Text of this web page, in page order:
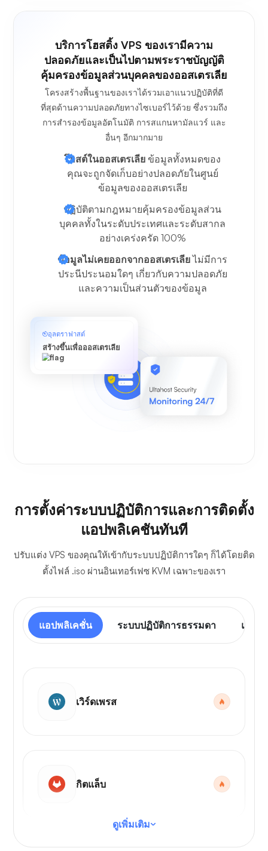
บริการโฮสติ้ง VPS ของเรามีความ
ปลอดภัยและเป็นไปตามพระราชบัญญัติ
คุ้มครองข้อมูลส่วนบุคคลของออสเตรเลีย
โครงสร้างพื้นฐานของเราได้รวมเอาแนวปฏิบัติที่ดี
ที่สุดด้านความปลอดภัยทางไซเบอร์ไว้ด้วย ซึ่งรวมถึง
การสำรองข้อมูลอัตโนมัติ การสแกนหามัลแวร์ และ
อื่นๆ อีกมากมาย
โฮสต์ในออสเตรเลีย ข้อมูลทั้งหมดของ
คุณจะถูกจัดเก็บอย่างปลอดภัยในศูนย์
ข้อมูลของออสเตรเลีย
ปฏิบัติตามกฎหมายคุ้มครองข้อมูลส่วน
บุคคลทั้งในระดับประเทศและระดับสากล
อย่างเคร่งครัด 100%
ข้อมูลไม่เคยออกจากออสเตรเลียไม่มีการ
ประนีประนอมใดๆ เกี่ยวกับความปลอดภัย
และความเป็นส่วนตัวของข้อมูล
อุลตราฟาสต์
สร้างขึ้นเพื่อออสเตรเลีย
การตั้งค่าระบบปฏิบัติการและการติดตั้ง
แอปพลิเคชันทันที
ปรับแต่ง VPS ของคุณให้เข้ากับระบบปฏิบัติการใดๆ ก็ได้โดยติด
ตั้งไฟล์ .iso ผ่านอินเทอร์เฟซ KVM เฉพาะของเรา
แอปพลิเคชั่น ระบบปฏิบัติการธรรมดา แผงค
เวิร์ดเพรส
กิตแล็บ
ดูเพิ่มเติม